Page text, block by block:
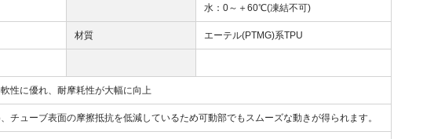
水：0～＋60℃(凍結不可)
材質 エーテル(PTMG)系TPU
性に優れ、耐摩耗性が大幅に向上
チューブ表面の摩擦抵抗を低減しているため可動部でもスムーズな動きが得られます。